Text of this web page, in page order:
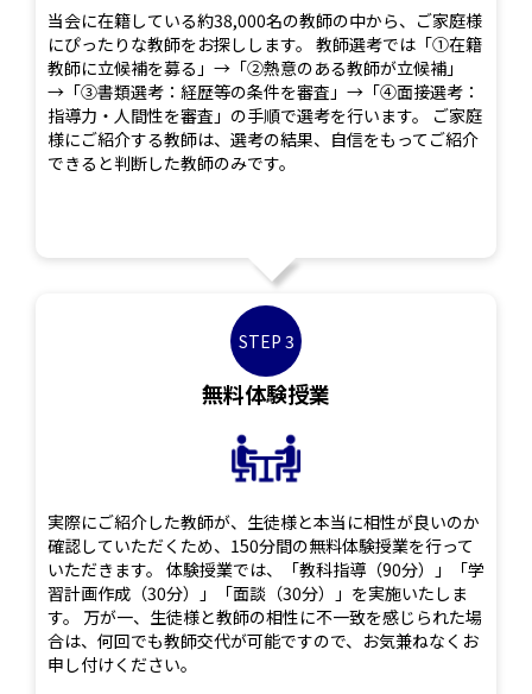
当会に在籍している約38,000名の教師の中から、ご家庭様
にぴったりな教師をお探しします。 教師選考では「①在籍
教師に立候補を募る」→「②熱意のある教師が立候補」
→「③書類選考：経歴等の条件を審査」→「④面接選考：
指導力・人間性を審査」の手順で選考を行います。 ご家庭
様にご紹介する教師は、選考の結果、自信をもってご紹介
できると判断した教師のみです。
STEP 3
無料体験授業
実際にご紹介した教師が、生徒様と本当に相性が良いのか
確認していただくため、150分間の無料体験授業を行って
いただきます。 体験授業では、「教科指導（90分）」「学
習計画作成（30分）」「面談（30分）」を実施いたしま
す。 万が一、生徒様と教師の相性に不一致を感じられた場
合は、何回でも教師交代が可能ですので、お気兼ねなくお
申し付けください。